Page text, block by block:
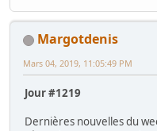
Margotdenis
Mars 04, 2019, 11:05:49 PM
Jour #1219
Dernières nouvelles du